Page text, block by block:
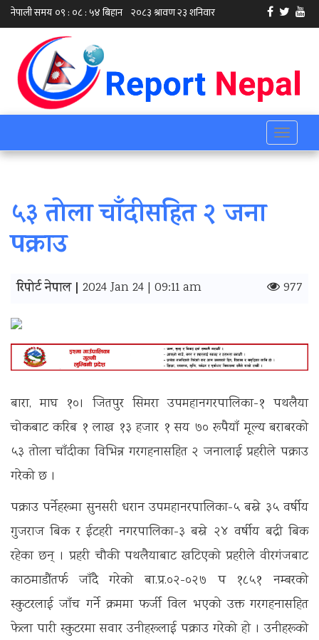
Toggle
५३ तोला चाँदीसहित २ जना
पक्राउ
रिपोर्ट नेपाल | 2024 Jan 24 | 09:11 am 977
बारा, माघ १०। जितपुर सिमरा उपमहानगरपालिका-१ पथलैया
चोकबाट करिब १ लाख १३ हजार १ सय ७० रूपैयाँ मूल्य बराबरको
५३ तोला चाँदीका विभिन्न गरगहनासहित २ जनालाई प्रहरीले पक्राउ
गरेको छ ।
पक्राउ पर्नेहरूमा सुनसरी धरान उपमहानरपालिका-५ बस्ने ३५ वर्षीय
गुजराज बिक र ईटहरी नगरपालिका-३ बस्ने २४ वर्षीय बद्री बिक
रहेका छन् । प्रहरी चौकी पथलैयाबाट खटिएको प्रहरीले वीरगंजबाट
काठमाडौंतर्फ जाँदै गरेको बा.प्र.०२-०२७ प १८५१ नम्बरको
स्कुटरलाई जाँच गर्ने क्रममा फर्जी विल भएको उक्त गरगहनासहित
फेला पारी स्कुटरमा सवार उनीहरूलाई पक्राउ गरेको हो । उनीहरूको